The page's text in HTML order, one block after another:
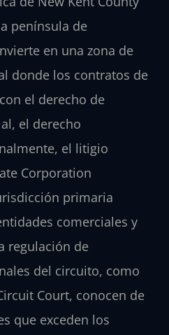
península de
en una zona de
donde los contratos de
el derecho de
el derecho
el litigio
Corporation
primaria
comerciales y
regulación de
del circuito, como
Court, conocen de
que exceden los